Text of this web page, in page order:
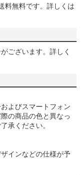
料無料です。詳しくは
ございます。詳しく
よびスマートフォン
の商品の色と異なっ
承ください。
インなどの仕様が予